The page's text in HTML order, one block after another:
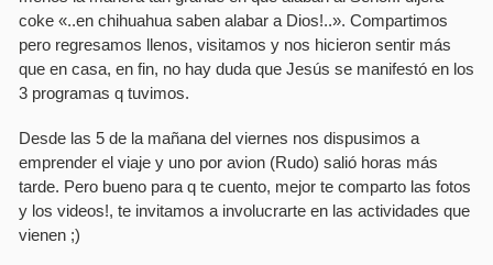
coke «..en chihuahua saben alabar a Dios!..». Compartimos
pero regresamos llenos, visitamos y nos hicieron sentir más
que en casa, en fin, no hay duda que Jesús se manifestó en los
3 programas q tuvimos.
Desde las 5 de la mañana del viernes nos dispusimos a
emprender el viaje y uno por avion (Rudo) salió horas más
tarde. Pero bueno para q te cuento, mejor te comparto las fotos
y los videos!, te invitamos a involucrarte en las actividades que
vienen ;)